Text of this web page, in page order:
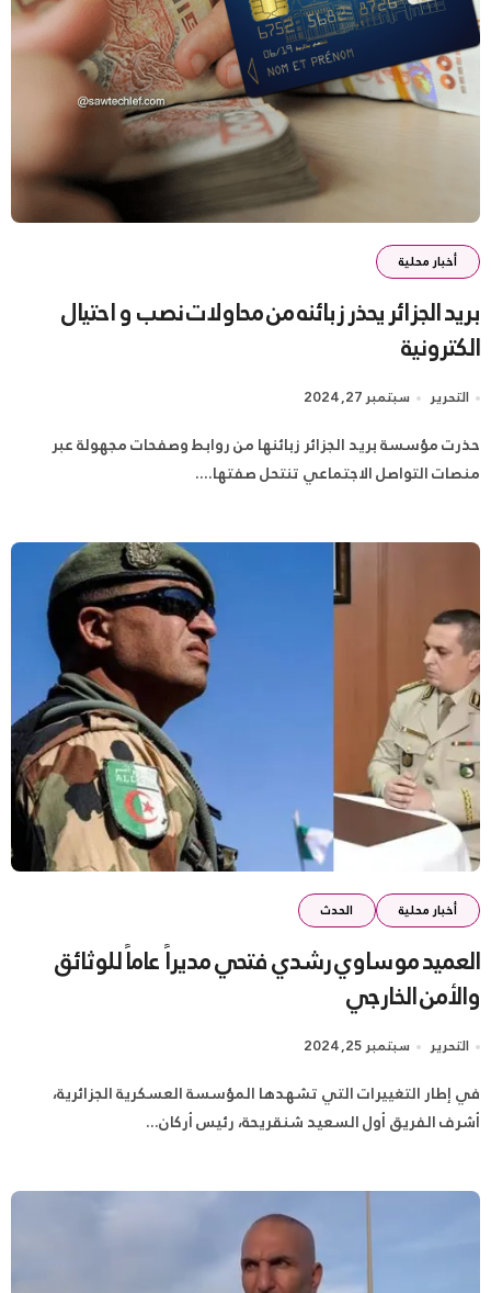
أخبار محلية
بريد الجزائر يحذر زبائنه من محاولات نصب و احتيال
الكترونية
التحرير سبتمبر 27, 2024
حذرت مؤسسة بريد الجزائر زبائنها من روابط وصفحات مجهولة عبر
منصات التواصل الاجتماعي تنتحل صفتها....
أخبار محلية الحدث
العميد موساوي رشدي فتحي مديراً عاماً للوثائق
والأمن الخارجي
التحرير سبتمبر 25, 2024
في إطار التغييرات التي تشهدها المؤسسة العسكرية الجزائرية،
أشرف الفريق أول السعيد شنقريحة، رئيس أركان...